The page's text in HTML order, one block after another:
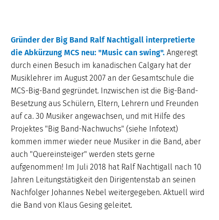
Gründer der Big Band Ralf Nachtigall interpretierte
die Abkürzung MCS neu: "Music can swing". Angeregt
durch einen Besuch im kanadischen Calgary hat der
Musiklehrer im August 2007 an der Gesamtschule die
MCS-Big-Band gegründet. Inzwischen ist die Big-Band-
Besetzung aus Schülern, Eltern, Lehrern und Freunden
auf ca. 30 Musiker angewachsen, und mit Hilfe des
Projektes "Big Band-Nachwuchs" (siehe Infotext)
kommen immer wieder neue Musiker in die Band, aber
auch "Quereinsteiger" werden stets gerne
aufgenommen! Im Juli 2018 hat Ralf Nachtigall nach 10
Jahren Leitungstätigkeit den Dirigentenstab an seinen
Nachfolger Johannes Nebel weitergegeben. Aktuell wird
die Band von Klaus Gesing geleitet.